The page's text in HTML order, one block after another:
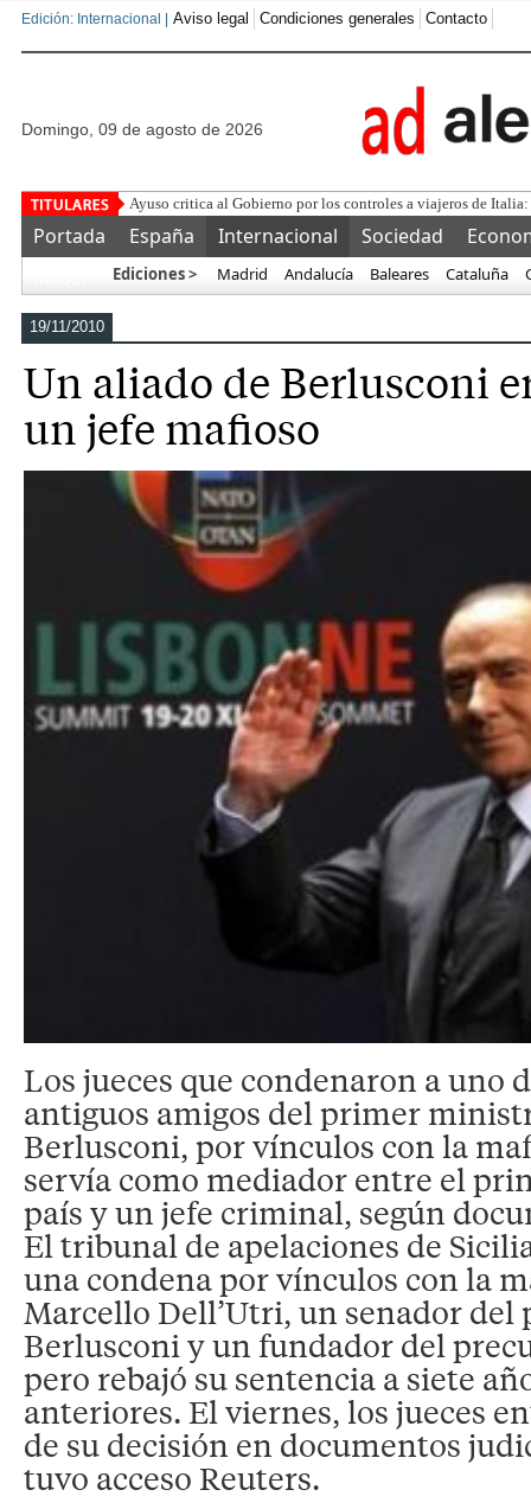
Edición: Internacional | Aviso legal Condiciones generales Contacto
domingo, 09 de agosto de 2026
¿Se puede
Portada España Internacional Sociedad
Ediciones > Madrid Andalucía Baleares Cataluña
19/11/2010
Un aliado de Berlusconi
un jefe mafioso
Los jueces que condenaron a uno
antiguos amigos del primer
Berlusconi, por vínculos con la
servía como mediador entre el
país y un jefe criminal, según
El tribunal de apelaciones de
una condena por vínculos con la
Marcello Dell’Utri, un senador del
Berlusconi y un fundador del
pero rebajó su sentencia a siete
anteriores. El viernes, los jueces
de su decisión en documentos
tuvo acceso Reuters.